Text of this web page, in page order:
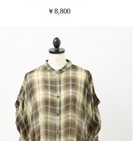
￥8,800